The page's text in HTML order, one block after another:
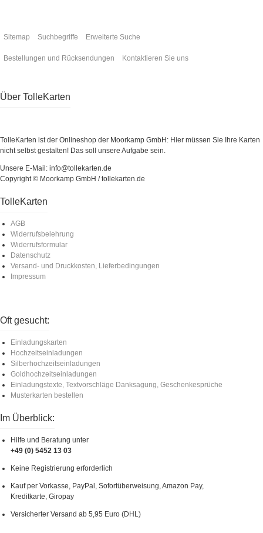
Sitemap Suchbegriffe Erweiterte Suche
Bestellungen und Rücksendungen Kontaktieren Sie uns
Über TolleKarten
TolleKarten ist der Onlineshop der Moorkamp GmbH: Hier müssen Sie Ihre Karten
nicht selbst gestalten! Das soll unsere Aufgabe sein.
Unsere E-Mail: info@tollekarten.de
Copyright © Moorkamp GmbH / tollekarten.de
TolleKarten
AGB
Widerrufsbelehrung
Widerrufsformular
Datenschutz
Versand- und Druckkosten, Lieferbedingungen
Impressum
Oft gesucht:
Einladungskarten
Hochzeitseinladungen
Silberhochzeitseinladungen
Goldhochzeitseinladungen
Einladungstexte, Textvorschläge Danksagung, Geschenkesprüche
Musterkarten bestellen
Im Überblick:
Hilfe und Beratung unter
+49 (0) 5452 13 03
Keine Registrierung erforderlich
Kauf per Vorkasse, PayPal, Sofortüberweisung, Amazon Pay,
Kreditkarte, Giropay
Versicherter Versand ab 5,95 Euro (DHL)